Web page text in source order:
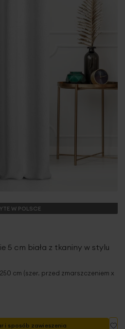
W POLSCE
5 cm biała z tkaniny w stylu
cm (szer. przed zmarszczeniem x
i sposób zawieszenia